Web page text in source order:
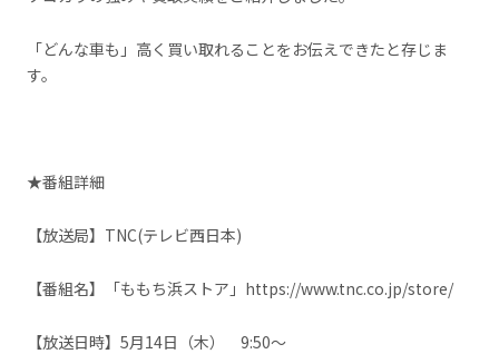
「どんな車も」高く買い取れることをお伝えできたと存じま
す。
★番組詳細
【放送局】TNC(テレビ西日本)
【番組名】「ももち浜ストア」 https://www.tnc.co.jp/store/
【放送日時】5月14日（木） 9:50〜